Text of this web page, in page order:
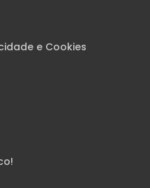
e Cookies